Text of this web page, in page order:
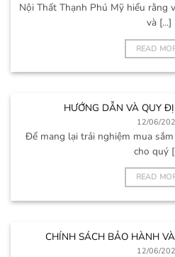
Nội Thất Thạnh Phú Mỹ hiểu rằng
và [...]
READ
HƯỚNG DẪN VÀ QUY
12/06/
Để mang lại trải nghiệm mua
cho quý
READ
CHÍNH SÁCH BẢO HÀNH
12/06/